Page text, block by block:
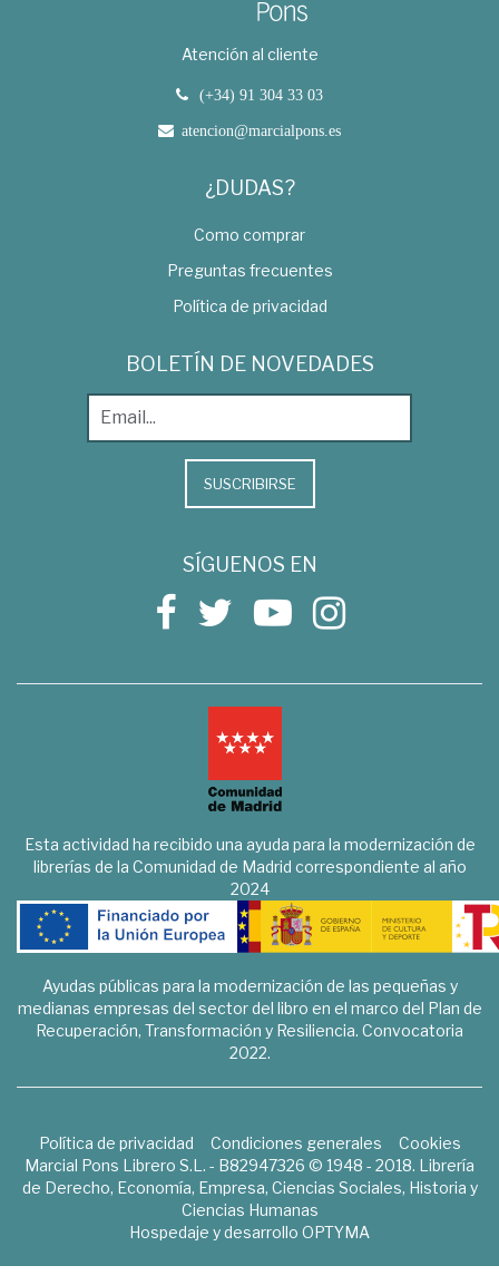
Atención al cliente
(+34) 91 304 33 03
atencion@marcialpons.es
¿DUDAS?
Como comprar
Preguntas frecuentes
Política de privacidad
BOLETÍN DE NOVEDADES
SUSCRIBIRSE
SÍGUENOS EN
Esta actividad ha recibido una ayuda para la modernización de
librerías de la Comunidad de Madrid correspondiente al año
2024
Ayudas públicas para la modernización de las pequeñas y
medianas empresas del sector del libro en el marco del Plan de
Recuperación, Transformación y Resiliencia. Convocatoria
2022.
Política de privacidad Condiciones generales
Cookies
Marcial Pons Librero S.L. - B82947326 © 1948 - 2018. Librería
de Derecho, Economía, Empresa, Ciencias Sociales, Historia y
Ciencias Humanas
Hospedaje y desarrollo OPTYMA